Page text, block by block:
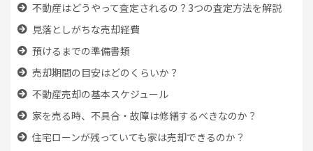
不動産はどうやって査定されるの？3つの査定方法を解説
見落としがちな売却経費
預けるまでの準備書類
売却期間の目安はどのくらいか？
不動産売却の基本スケジュール
家を売る時、 不具合・故障は修繕するべきなのか？
住宅ローンが残っていても家は売却できるのか？